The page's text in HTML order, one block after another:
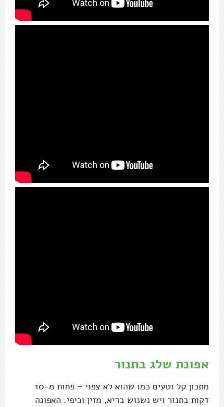
אפונת שלג בתנור
מתכון קל וטעים כמו שהוא לא צפוי – פחות מ-10
דקות בתנור ויש נשנוש בריא, מזין וכיפי. האפונה